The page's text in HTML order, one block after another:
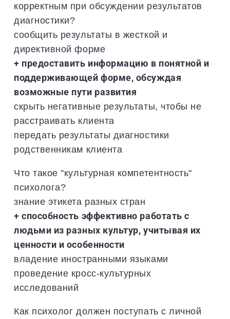
корректным при обсуждении результатов
диагностики?
сообщить результаты в жесткой и
директивной форме
+ предоставить информацию в понятной и
поддерживающей форме, обсуждая
возможные пути развития
скрыть негативные результаты, чтобы не
расстраивать клиента
передать результаты диагностики
родственникам клиента
Что такое "культурная компетентность"
психолога?
знание этикета разных стран
+ способность эффективно работать с
людьми из разных культур, учитывая их
ценности и особенности
владение иностранными языками
проведение кросс-культурных
исследований
Как психолог должен поступать с личной